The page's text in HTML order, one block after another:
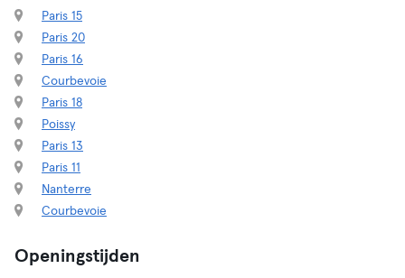
Paris 15
Paris 20
Paris 16
Courbevoie
Paris 18
Poissy
Paris 13
Paris 11
Nanterre
Courbevoie
Openingstijden